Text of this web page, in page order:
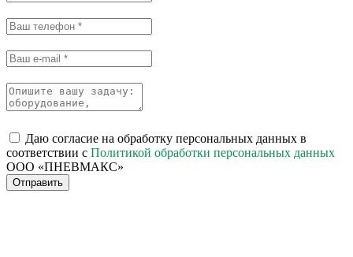
Даю согласие на обработку персональных данных в
соответствии с Политикой обработки персональных данных
ООО «ПНЕВМАКС»
Отправить